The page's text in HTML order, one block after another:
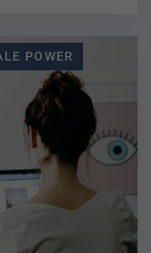
POWER